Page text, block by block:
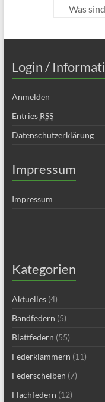
Was
Login /
Anmelden
Entries RSS
Datenschutzerklärung
Impressum
Impressum
Kategorien
Aktuelles(4)
Bandfedern (5)
Blattfedern (55)
Federklammern (11)
Federscheiben (7)
Flachfedern (12)